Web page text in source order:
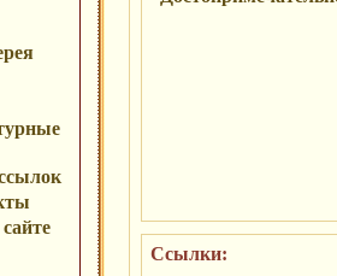
Ссылки: